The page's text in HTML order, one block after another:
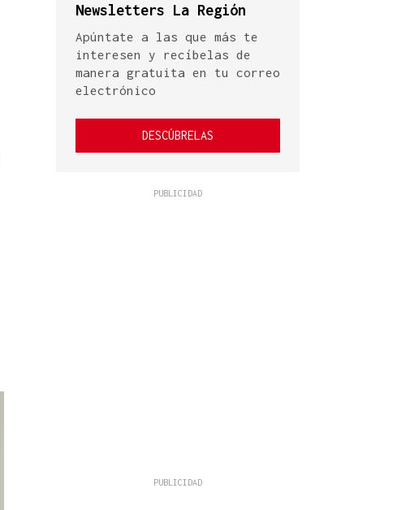
Newsletters La Región
Apúntate a las que más te
interesen y recíbelas de
manera gratuita en tu correo
electrónico
DESCÚBRELAS